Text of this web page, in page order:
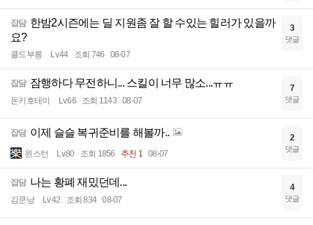
잡담 한밤2시즌에는 딜 지원좀 잘 할 수있는 힐러가 있을까
요?
콜드부릉 Lv.44 조회 746 08-07
3
댓글
잡담 잠행하다 무전하니... 스킬이 너무 많소...ㅠㅠ
돈키호테이 Lv.66 조회 1143 08-07
7
댓글
잡담 이제 슬슬 복귀준비를 해볼까..
윈스턴 Lv.80 조회 1856 추천 1 08-07
2
댓글
잡담 나는 황폐 재밌던데...
김쿤냥 Lv.42 조회 834 08-07
4
댓글